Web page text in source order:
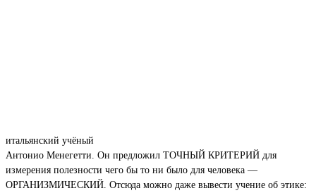
итальянский учёный
Антонио Менегетти. Он предложил ТОЧНЫЙ КРИТЕРИЙ для
измерения полезности чего бы то ни было для человека —
ОРГАНИЗМИЧЕСКИЙ. Отсюда можно даже вывести учение об этике: